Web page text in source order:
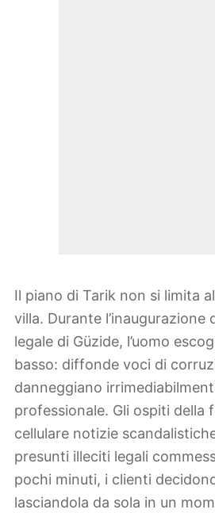
Il piano di Tarik non si limita
villa. Durante l’inaugurazione
legale di Güzide, l’uomo
basso: diffonde voci di
danneggiano
professionale. Gli ospiti della
cellulare notizie
presunti illeciti legali
pochi minuti, i clienti
lasciandola da sola in un